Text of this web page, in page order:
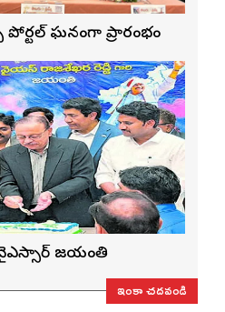
ఘనంగా ప్రారంభం
జయంతి
ఇంకా చదవండి